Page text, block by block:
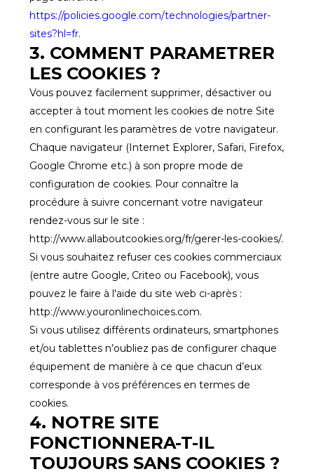
https://policies.google.com/technologies/partner-
sites?hl=fr.
3. COMMENT PARAMETRER
LES COOKIES ?
Vous pouvez facilement supprimer, désactiver ou
accepter à tout moment les cookies de notre Site
en configurant les paramètres de votre navigateur.
Chaque navigateur (Internet Explorer, Safari, Firefox,
Google Chrome etc.) à son propre mode de
configuration de cookies. Pour connaître la
procédure à suivre concernant votre navigateur
rendez-vous sur le site :
http://www.allaboutcookies.org/fr/gerer-les-cookies/.
Si vous souhaitez refuser ces cookies commerciaux
(entre autre Google, Criteo ou Facebook), vous
pouvez le faire à l'aide du site web ci-après :
http://www.youronlinechoices.com.
Si vous utilisez différents ordinateurs, smartphones
et/ou tablettes n’oubliez pas de configurer chaque
équipement de manière à ce que chacun d’eux
corresponde à vos préférences en termes de
cookies.
4. NOTRE SITE
FONCTIONNERA-T-IL
TOUJOURS SANS COOKIES ?